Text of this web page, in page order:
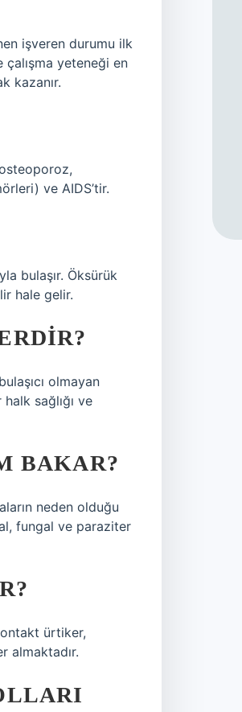
işveren durumu ilk
çalışma yeteneği en
kazanır.
ve AIDS’tir.
bulaşır. Öksürük
hale gelir.
olmayan
sağlığı ve
BAKAR?
neden olduğu
fungal ve paraziter
ürtiker,
almaktadır.